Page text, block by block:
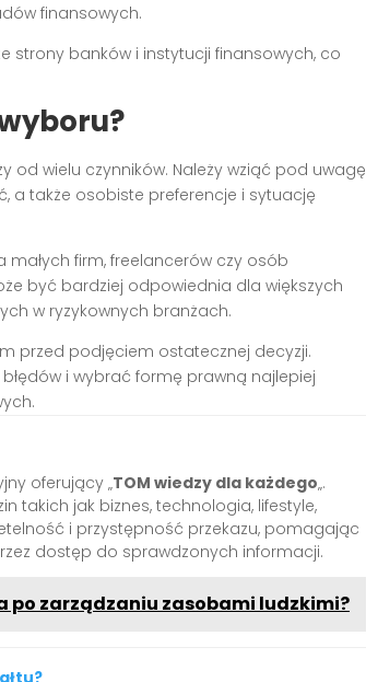
finansowych.
strony banków i instytucji finansowych, co
od wielu czynników. Należy wziąć pod uwagę
a także osobiste preferencje i sytuację
firm, freelancerów czy osób
być bardziej odpowiednia dla większych
w ryzykownych branżach.
przed podjęciem ostatecznej decyzji.
i wybrać formę prawną najlepiej
oferujący „TOM wiedzy dla każdego„.
takich jak biznes, technologia, lifestyle,
i przystępność przekazu, pomagając
dostęp do sprawdzonych informacji.
po zarządzaniu zasobami ludzkimi?